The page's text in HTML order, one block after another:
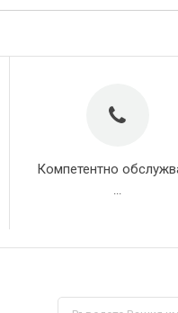
Компетентно
Абонирай